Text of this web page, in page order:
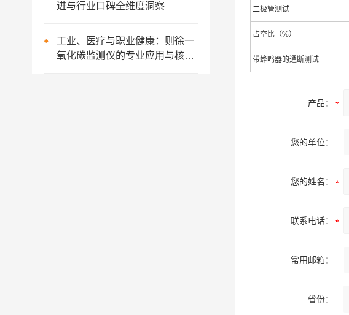
二极管测试
占空比（%）
带蜂鸣器的通断测试
产品：
您的单位：
您的姓名：
联系电话：
常用邮箱：
省份：
进与行业口碑全维度洞察
工业、医疗与职业健康：则徐一
氧化碳监测仪的专业应用与核心